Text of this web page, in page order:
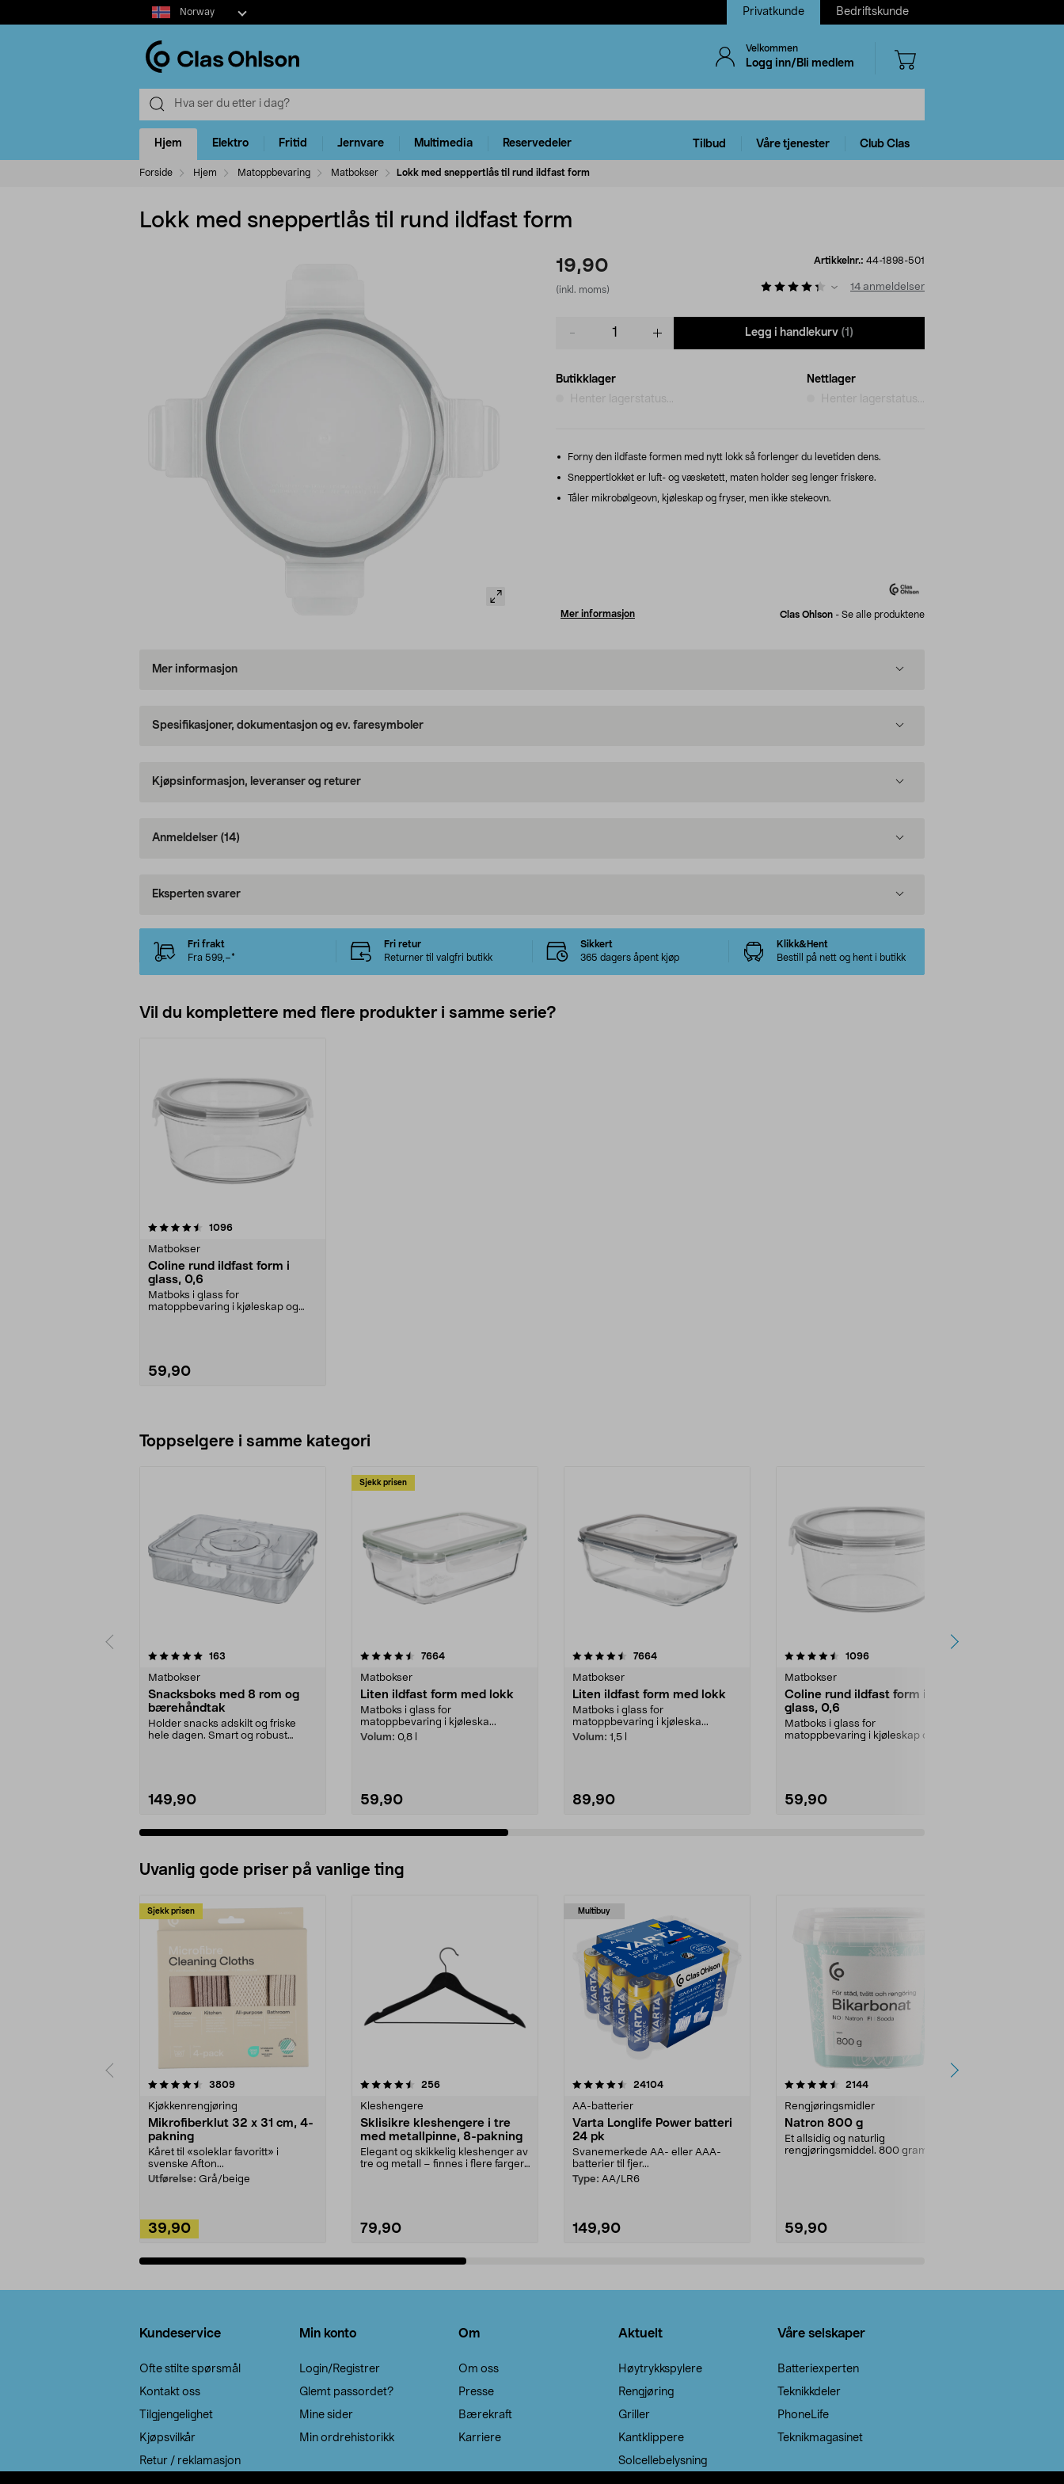
Select
market
Norway Privatkunde Bedriftskunde
Velkommen
Logg inn/Bli medlem
Hjem Elektro Fritid Jernvare Multimedia Reservedeler Tilbud Våre tjenester Club Clas
Forside Hjem Matoppbevaring Matbokser Lokk med sneppertlås til rund ildfast form
Lokk med sneppertlås til rund ildfast form
19,90
(inkl. moms)
Artikkelnr.: 44-1898-501
14 anmeldelser
Legg i handlekurv (1)
Butikklager
Henter lagerstatus...
Nettlager
Henter lagerstatus...
Forny den ildfaste formen med nytt lokk så forlenger du levetiden dens.
Sneppertlokket er luft- og væsketett, maten holder seg lenger friskere.
Tåler mikrobølgeovn, kjøleskap og fryser, men ikke stekeovn.
Mer informasjon Clas Ohlson - Se alle produktene
Mer informasjon
Spesifikasjoner, dokumentasjon og ev. faresymboler
Kjøpsinformasjon, leveranser og returer
Anmeldelser (14)
Eksperten svarer
Fri frakt
Fra 599,–*
Fri retur
Returner til valgfri butikk
Sikkert
365 dagers åpent kjøp
Klikk&Hent
Bestill på nett og hent i butikk
Vil du komplettere med flere produkter i samme serie?
1096anmeldelser
Matbokser
Coline rund ildfast form i
glass, 0,6
Matboks i glass for
matoppbevaring i kjøleskap og
59,90
Toppselgere i samme kategori
163
Matbokser
Snacksboks med 8 rom og
bærehåndtak
Holder snacks adskilt og friske
hele dagen. Smart og robust
149,90
Sjekk prisen
4.5 av 5 stjerner 7664anmeldelser
Matbokser
Liten ildfast form med lokk
Matboks i glass for
matoppbevaring i kjøleska...
Volum: 0,8 l
59,90
4.5 av 5 stjerner 7664anmeldelser
Matbokser
Liten ildfast form med lokk
Matboks i glass for
matoppbevaring i kjøleska...
Volum: 1,5 l
89,90
4.5 av 5 stjerner 1096anmeldelser
Matbokser
Coline rund ildfast form i
glass, 0,6
Matboks i glass for
matoppbevaring i kjøleskap og
59,90
4.5 av 5 stjerner
Uvanlig gode priser på vanlige ting
Sjekk prisen
3809anmeldelser
Kjøkkenrengjøring
Mikrofiberklut 32 x 31 cm, 4-
pakning
Kåret til «soleklar favoritt» i
svenske Afton...
Utførelse: Grå/beige
39,90
4.5av 5 stjerner 256anmeldelser
Kleshengere
Sklisikre kleshengere i tre
med metallpinne, 8-pakning
Elegant og skikkelig kleshenger av
tre og metall – finnes i flere farger.
79,90
Multibuy
4.5av 5 stjerner 24104anmeldelser
AA-batterier
Varta Longlife Power batteri
24 pk
Svanemerkede AA- eller AAA-
batterier til fjer...
Type: AA/LR6
149,90
4.5av 5 stjerner 2144anmeldelser
Rengjøringsmidler
Natron 800 g
Et allsidig og naturlig
rengjøringsmiddel. 800 gram
59,90
4.0av 5 stjerner
Kundeservice
Ofte stilte spørsmål
Kontakt oss
Tilgjengelighet
Kjøpsvilkår
Retur / reklamasjon
Min konto
Login/Registrer
Glemt passordet?
Mine sider
Min ordrehistorikk
Om
Om oss
Presse
Bærekraft
Karriere
Aktuelt
Høytrykkspylere
Rengjøring
Griller
Kantklippere
Solcellebelysning
Våre selskaper
Batteriexperten
Teknikkdeler
PhoneLife
Teknikmagasinet